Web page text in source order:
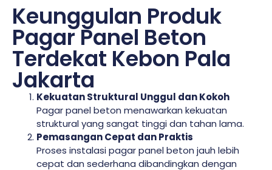
Keunggulan Produk
Pagar Panel Beton
Terdekat Kebon Pala
Jakarta
Kekuatan Struktural Unggul dan Kokoh
Pagar panel beton menawarkan kekuatan
struktural yang sangat tinggi dan tahan lama.
Pemasangan Cepat dan Praktis
Proses instalasi pagar panel beton jauh lebih
cepat dan sederhana dibandingkan dengan